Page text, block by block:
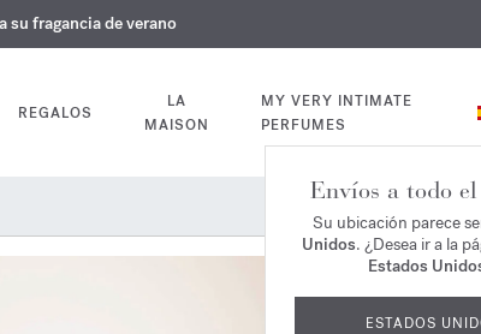
OUDvelvet mooden su pedido*
corporales hasta el 9 de agosto
su fragancia de verano
REGALOS
LA
MAISON
MY VERY INTIMATE
PERFUMES
Envíos a todo
Su ubicación parece
Unidos. ¿Desea ir a la
Estados
ESTADOS